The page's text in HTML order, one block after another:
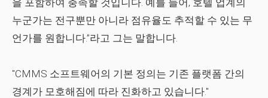
을 포함하여 충족할 것입니다. 예를 들어, 호텔 업계의
누군가는 전구뿐만 아니라 점유율도 추적할 수 있는 무
언가를 원합니다.”라고 그는 말합니다.
"CMMS 소프트웨어의 기본 정의는 기존 플랫폼 간의
경계가 모호해짐에 따라 진화하고 있습니다."